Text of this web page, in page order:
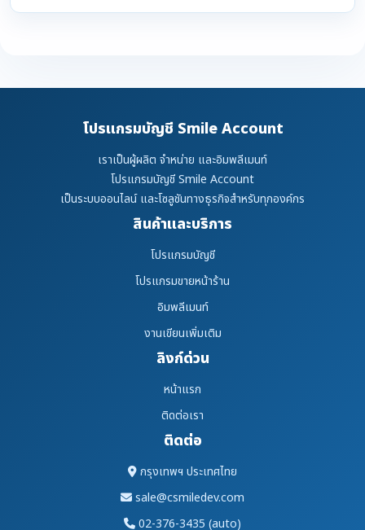
โปรแกรมบัญชี Smile Account
เราเป็นผู้ผลิต จำหน่าย และอิมพลีเมนท์
โปรแกรมบัญชี Smile Account
เป็นระบบออนไลน์ และโซลูชันทางธุรกิจสำหรับทุกองค์กร
สินค้าและบริการ
โปรแกรมบัญชี
โปรแกรมขายหน้าร้าน
อิมพลีเมนท์
งานเขียนเพิ่มเติม
ลิงก์ด่วน
หน้าแรก
ติดต่อเรา
ติดต่อ
กรุงเทพฯ ประเทศไทย
sale@csmiledev.com
02-376-3435 (auto)